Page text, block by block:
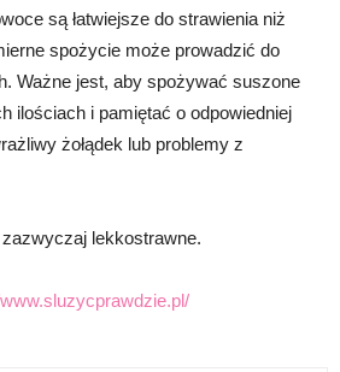
są łatwiejsze do strawienia niż
spożycie może prowadzić do
Ważne jest, aby spożywać suszone
ilościach i pamiętać o odpowiedniej
żołądek lub problemy z
lekkostrawne.